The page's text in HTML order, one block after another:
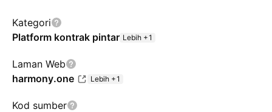
Kategori
Platform kontrak pintar Lebih +1
Laman Web
harmony.one
Lebih +1
Kod sumber